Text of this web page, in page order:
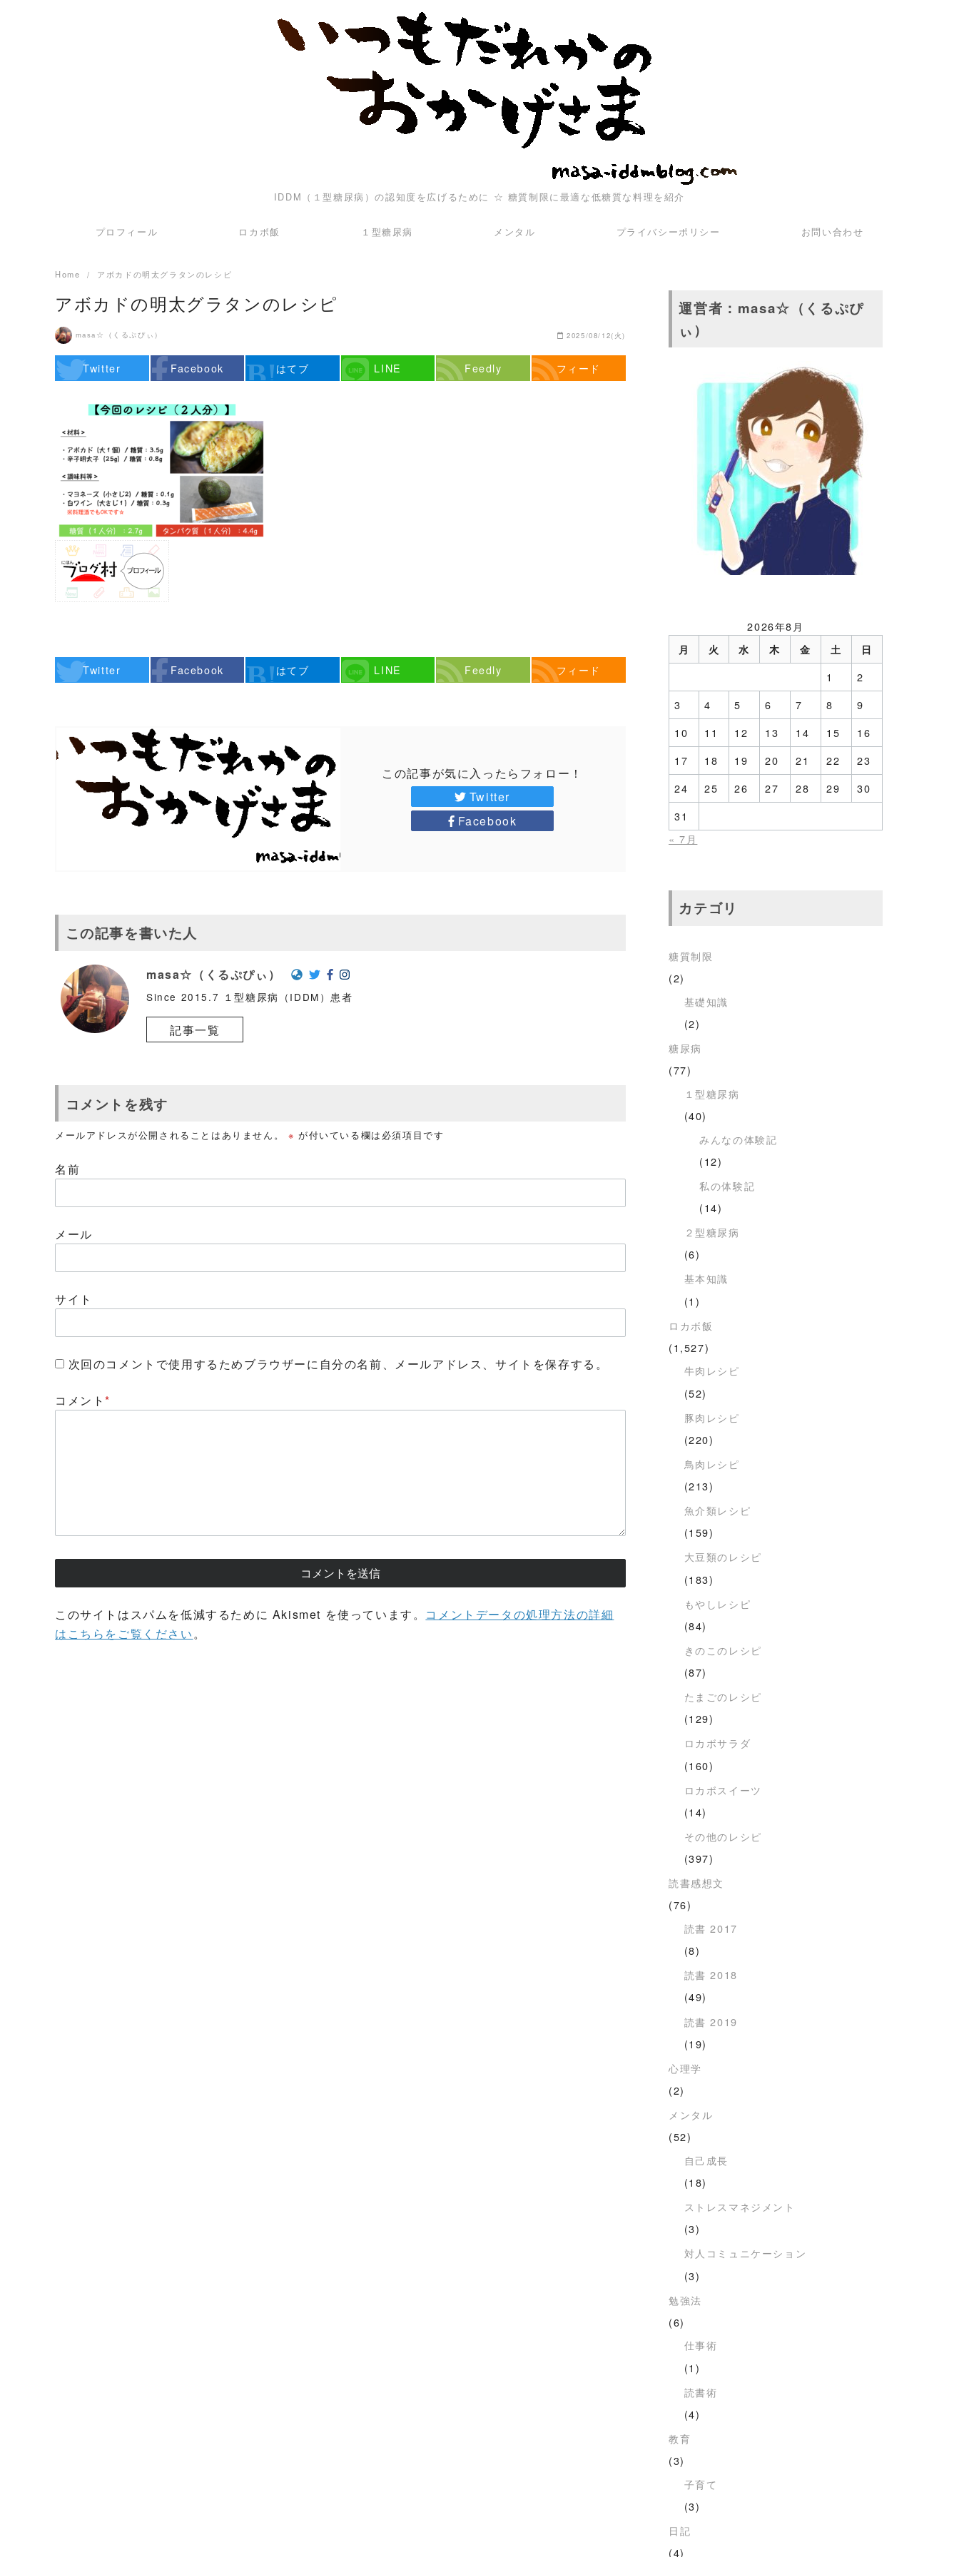
IDDM（１型糖尿病）の認知度を広げるために ☆ 糖質制限に最適な低糖質な料理を紹介
プロフィール ロカボ飯 １型糖尿病 メンタル プライバシーポリシー お問い合わせ
Home アボカドの明太グラタンのレシピ
アボカドの明太グラタンのレシピ
masa☆（くるぷぴぃ） 2025/08/12(火)
Twitter Facebook はてブ LINE Feedly フィード
Twitter Facebook はてブ LINE Feedly フィード
この記事が気に入ったらフォロー！
Twitter
Facebook
この記事を書いた人
masa☆（くるぷぴぃ）
Since 2015.7 １型糖尿病（IDDM）患者
記事一覧
コメントを残す
メールアドレスが公開されることはありません。 ※ が付いている欄は必須項目です
名前
メール
サイト
次回のコメントで使用するためブラウザーに自分の名前、メールアドレス、サイトを保存する。
コメント*
このサイトはスパムを低減するために Akismet を使っています。 コメントデータの処理方法の詳細
はこちらをご覧ください 。
運営者：masa☆（くるぷぴ
ぃ）
2026年8月
月 火 水 木 金 土 日
1
2
3
4 5 6 7 8
9
10
11 12 13 14 15
16
17
18 19 20 21 22
23
24
25 26 27 28 29
30
31
« 7月
カテゴリ
糖質制限
(2)
基礎知識
(2)
糖尿病
(77)
１型糖尿病
(40)
みんなの体験記
(12)
私の体験記
(14)
２型糖尿病
(6)
基本知識
(1)
ロカボ飯
(1,527)
牛肉レシピ
(52)
豚肉レシピ
(220)
鳥肉レシピ
(213)
魚介類レシピ
(159)
大豆類のレシピ
(183)
もやしレシピ
(84)
きのこのレシピ
(87)
たまごのレシピ
(129)
ロカボサラダ
(160)
ロカボスイーツ
(14)
その他のレシピ
(397)
読書感想文
(76)
読書 2017
(8)
読書 2018
(49)
読書 2019
(19)
心理学
(2)
メンタル
(52)
自己成長
(18)
ストレスマネジメント
(3)
対人コミュニケーション
(3)
勉強法
(6)
仕事術
(1)
読書術
(4)
教育
(3)
子育て
(3)
日記
(4)